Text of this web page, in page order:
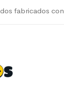
fabricados con